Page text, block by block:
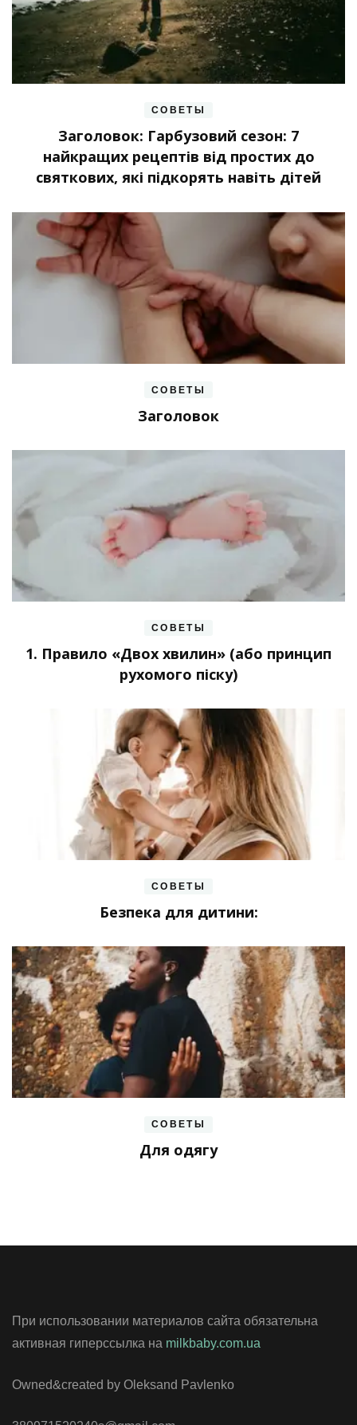
СОВЕТЫ
Заголовок: Гарбузовий сезон: 7
найкращих рецептів від простих до
святкових, які підкорять навіть дітей
СОВЕТЫ
Заголовок
СОВЕТЫ
1. Правило «Двох хвилин» (або принцип
рухомого піску)
СОВЕТЫ
Безпека для дитини:
СОВЕТЫ
Для одягу
При использовании материалов сайта обязательна
активная гиперссылка на milkbaby.com.ua
Owned&created by Oleksand Pavlenko